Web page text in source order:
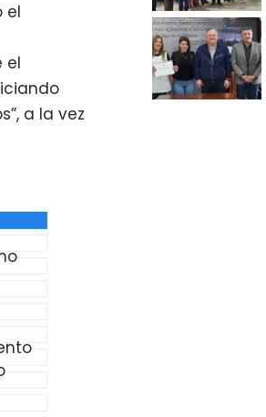
el
el
a la vez